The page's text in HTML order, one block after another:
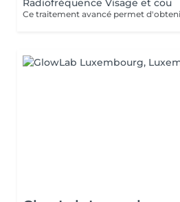
Radiofréquence Visage et cou